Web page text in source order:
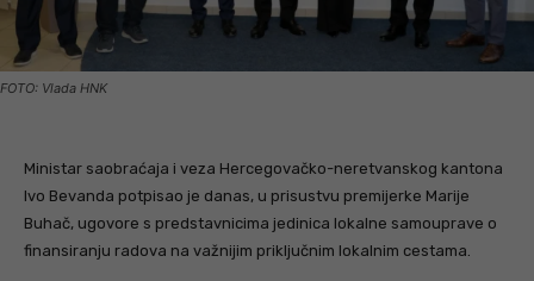
FOTO: Vlada HNK
Ministar saobraćaja i veza Hercegovačko-neretvanskog kantona
Ivo Bevanda potpisao je danas, u prisustvu premijerke Marije
Buhač, ugovore s predstavnicima jedinica lokalne samouprave o
finansiranju radova na važnijim priključnim lokalnim cestama.